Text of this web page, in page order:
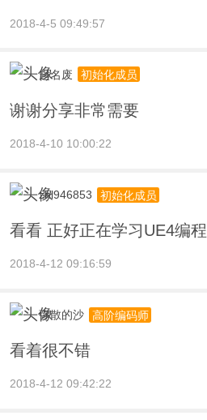
2018-4-5 09:49:57
起名废 初始化成员
谢谢分享非常需要
2018-4-10 10:00:22
zhl946853 初始化成员
看看 正好正在学习UE4编程
2018-4-12 09:16:59
弥散的沙 高阶编码师
看着很不错
2018-4-12 09:42:22